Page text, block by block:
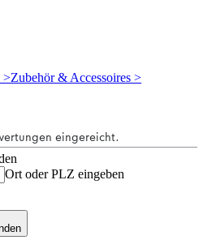
>Zubehör & Accessoires >
Ort oder PLZ eingeben